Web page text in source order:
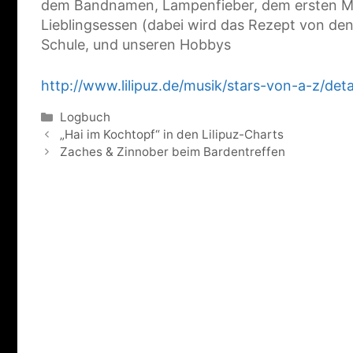
dem Bandnamen, Lampenfieber, dem ersten
Lieblingsessen (dabei wird das Rezept von
Schule, und unseren Hobbys
http://www.lilipuz.de/musik/stars-von-a-z/
Kategorien
Logbuch
„Hai im Kochtopf“ in den Lilipuz-Charts
Zaches & Zinnober beim Bardentreffen